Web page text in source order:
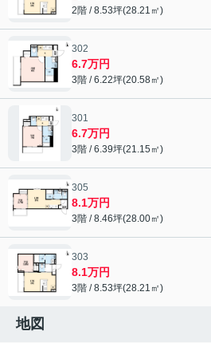
2階 / 8.53坪(28.21㎡)
302
6.7万円
3階 / 6.22坪(20.58㎡)
301
6.7万円
3階 / 6.39坪(21.15㎡)
305
8.1万円
3階 / 8.46坪(28.00㎡)
303
8.1万円
3階 / 8.53坪(28.21㎡)
地図